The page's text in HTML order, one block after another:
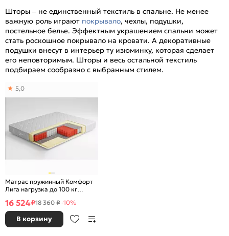
Шторы – не единственный текстиль в спальне. Не менее
важную роль играют покрывало, чехлы, подушки,
постельное белье. Эффектным украшением спальни может
стать роскошное покрывало на кровати. А декоративные
подушки внесут в интерьер ту изюминку, которая сделает
его неповторимым. Шторы и весь остальной текстиль
подбираем сообразно с выбранным стилем.
Матрас пружинный Комфорт
Лига нагрузка до 100 кг
5,0
16 524₽18 360 ₽-10%
В корзину